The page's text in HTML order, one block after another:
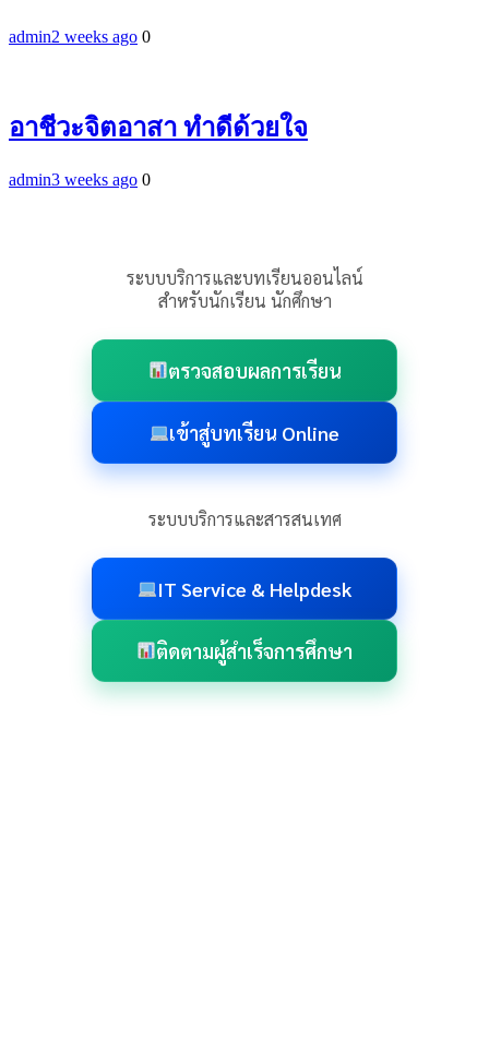
admin2 weeks ago 0
อาชีวะจิตอาสา ทำดีด้วยใจ
admin3 weeks ago 0
ระบบบริการและบทเรียนออนไลน์
สำหรับนักเรียน นักศึกษา
ตรวจสอบผลการเรียน
เข้าสู่บทเรียน Online
ระบบบริการและสารสนเทศ
IT Service & Helpdesk
ติดตามผู้สำเร็จการศึกษา